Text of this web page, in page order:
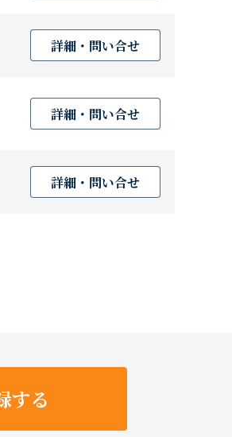
詳細・問い合せ
詳細・問い合せ
詳細・問い合せ
する